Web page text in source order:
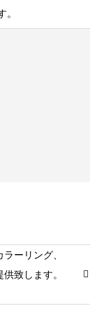
。
ーリング、
致します。